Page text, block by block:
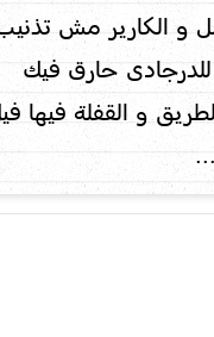
و الكارير مش
حارق فيك
و القفلة فيها